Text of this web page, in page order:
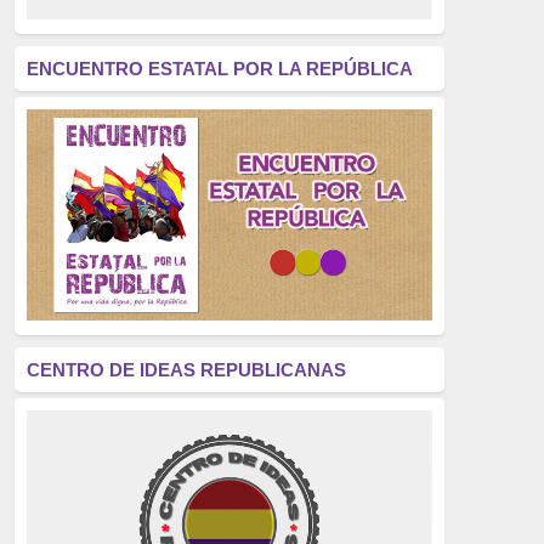
América Latina
(305)
Exhumación
(304)
Golpe de Estado
(304)
Brigadas Internacionales
(303)
pensamiento
(294)
Revisionismo
(289)
La Transición
(275)
educación pública
(270)
La Izquierda
(260)
ENCUENTRO ESTATAL POR LA REPÚBLICA
CENTRO DE IDEAS REPUBLICANAS